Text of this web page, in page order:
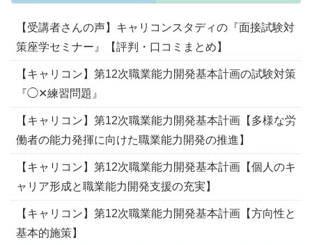
【受講者さんの声】キャリコンスタディの『面接試験対
策座学セミナー』【評判・口コミまとめ】
【キャリコン】第12次職業能力開発基本計画の試験対策
『◯✕練習問題』
【キャリコン】第12次職業能力開発基本計画【多様な労
働者の能力発揮に向けた職業能力開発の推進】
【キャリコン】第12次職業能力開発基本計画【個人のキ
ャリア形成と職業能力開発支援の充実】
【キャリコン】第12次職業能力開発基本計画【方向性と
基本的施策】